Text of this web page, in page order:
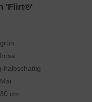
'Flirt®'
halbschattig
cm